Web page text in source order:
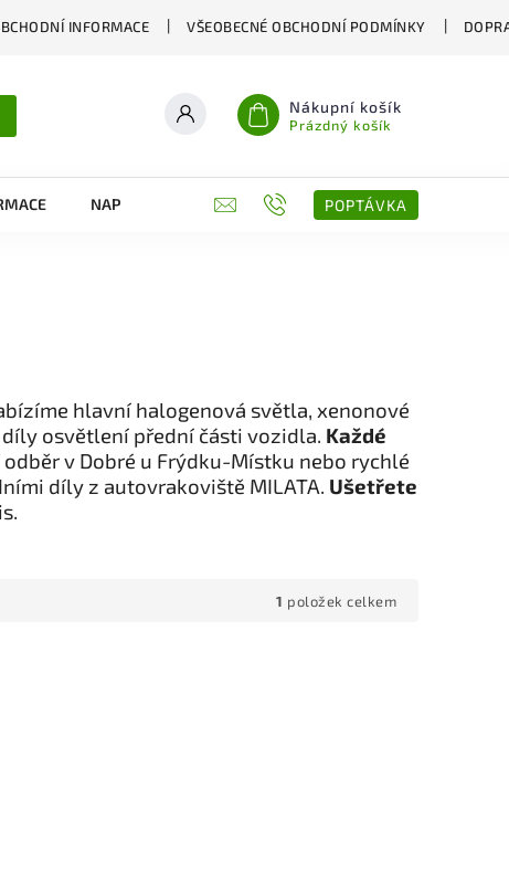
INFORMACE VŠEOBECNÉ OBCHODNÍ PODMÍNKY
Nákupní košík
Prázdný košík
NAPIŠTE NÁM KONTAKTY POPTÁVKA
hlavní halogenová světla, xenonové
osvětlení přední části vozidla. Každé
v Dobré u Frýdku-Místku nebo rychlé
díly z autovrakoviště MILATA. Ušetřete
1 položek celkem